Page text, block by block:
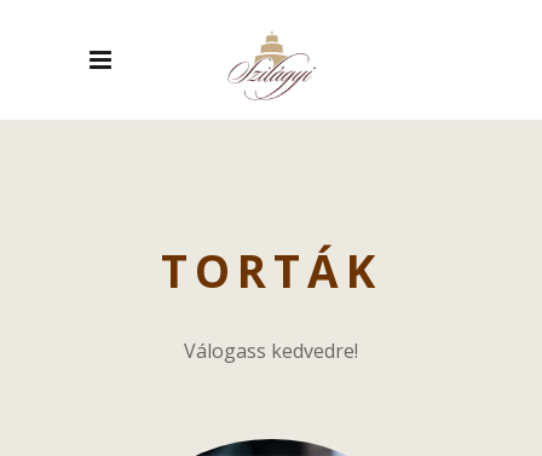
TORTÁK
Válogass kedvedre!